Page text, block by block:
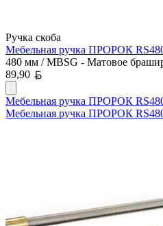
Ручка скоба
Мебельная ручка ПРОРОК
480 мм / MBSG - Матовое
89,90
Мебельная ручка ПРОРОК
Мебельная ручка ПРОРОК